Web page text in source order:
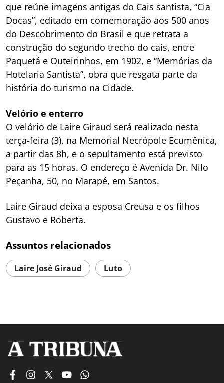
que reúne imagens antigas do Cais santista, “Cia
Docas”, editado em comemoração aos 500 anos
do Descobrimento do Brasil e que retrata a
construção do segundo trecho do cais, entre
Paquetá e Outeirinhos, em 1902, e “Memórias da
Hotelaria Santista”, obra que resgata parte da
história do turismo na Cidade.
Velório e enterro
O velório de Laire Giraud será realizado nesta
terça-feira (3), na Memorial Necrópole Ecumênica,
a partir das 8h, e o sepultamento está previsto
para as 15 horas. O endereço é Avenida Dr. Nilo
Peçanha, 50, no Marapé, em Santos.
Laire Giraud deixa a esposa Creusa e os filhos
Gustavo e Roberta.
Assuntos relacionados
Laire José Giraud Luto